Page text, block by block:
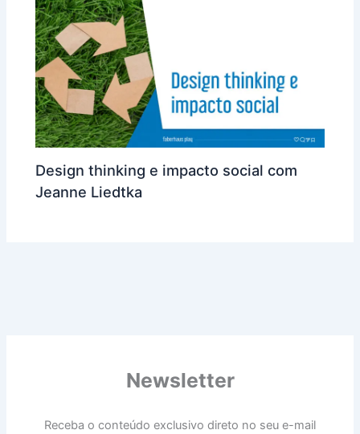
Design thinking e impacto social com
Jeanne Liedtka
Newsletter
Receba o conteúdo exclusivo direto no seu e-mail